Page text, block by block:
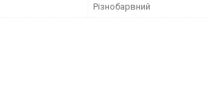
Різнобарвний